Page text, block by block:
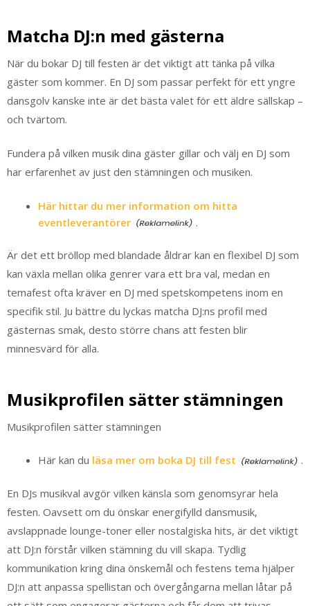
Matcha DJ:n med gästerna
När du bokar DJ till festen är det viktigt att tänka på vilka
gäster som kommer. En DJ som passar perfekt för ett yngre
dansgolv kanske inte är det bästa valet för ett äldre sällskap –
och tvärtom.
Fundera på vilken musik dina gäster gillar och välj en DJ som
har erfarenhet av just den stämningen och musiken.
Här hittar du mer information om hitta
eventleverantörer
.
Är det ett bröllop med blandade åldrar kan en flexibel DJ som
kan växla mellan olika genrer vara ett bra val, medan en
temafest ofta kräver en DJ med spetskompetens inom en
specifik stil. Ju bättre du lyckas matcha DJ:ns profil med
gästernas smak, desto större chans att festen blir
minnesvärd för alla.
Musikprofilen sätter stämningen
Musikprofilen sätter stämningen
Här kan du läsa mer om boka DJ till fest .
En DJs musikval avgör vilken känsla som genomsyrar hela
festen. Oavsett om du önskar energifylld dansmusik,
avslappnade lounge-toner eller nostalgiska hits, är det viktigt
att DJ:n förstår vilken stämning du vill skapa. Tydlig
kommunikation kring dina önskemål och festens tema hjälper
DJ:n att anpassa spellistan och övergångarna mellan låtar på